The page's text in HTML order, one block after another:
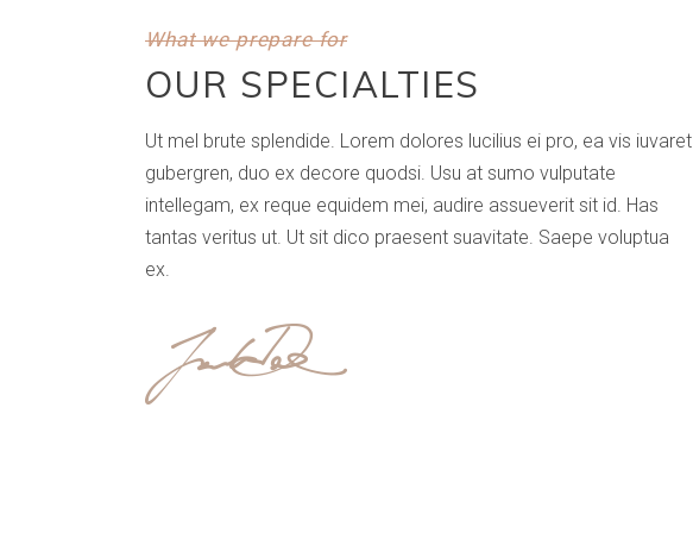
What we prepare for
OUR SPECIALTIES
Ut mel brute splendide. Lorem dolores lucilius ei pro, ea vis iuvaret
gubergren, duo ex decore quodsi. Usu at sumo vulputate
intellegam, ex reque equidem mei, audire assueverit sit id. Has
tantas veritus ut. Ut sit dico praesent suavitate. Saepe voluptua
ex.